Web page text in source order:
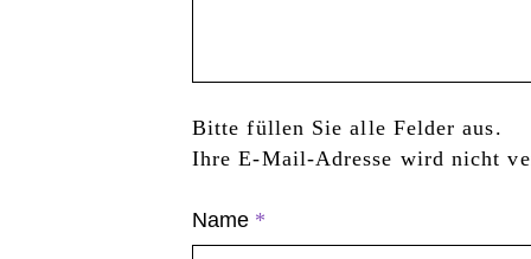
Bitte füllen Sie alle Felder aus.
Ihre E-Mail-Adresse wird nicht
Name *